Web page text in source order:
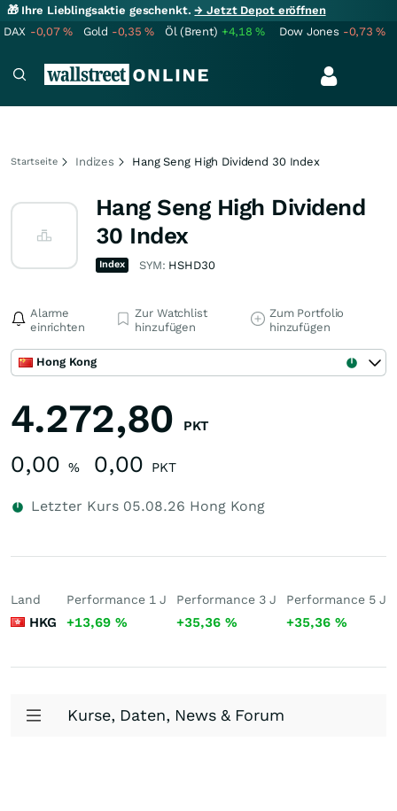
🎁 Ihre Lieblingsaktie geschenkt.→ Jetzt Depot eröffnen
DAX -0,07% Gold -0,35% Öl (Brent) +4,18% Dow Jones -0,73%
Startseite Indizes Hang Seng High Dividend 30 Index
Hang Seng High Dividend
30 Index
Index SYM: HSHD30
Alarme
einrichten
Zur Watchlist
hinzufügen
Zum Portfolio
hinzufügen
Hong Kong
4.272,80 PKT
0,00 % 0,00 PKT
Letzter Kurs 05.08.26 Hong Kong
Land
HKG
Performance 1 J
+13,69 %
Performance 3 J
+35,36 %
Performance 5 J
+35,36 %
Kurse, Daten, News & Forum